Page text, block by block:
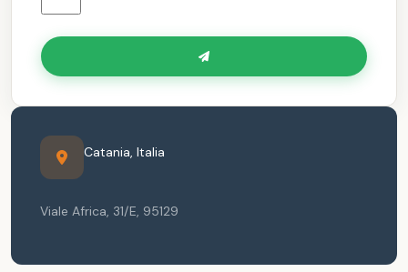
Catania, Italia
Viale Africa, 31/E, 95129